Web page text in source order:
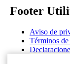
Footer
Aviso de
Términos de